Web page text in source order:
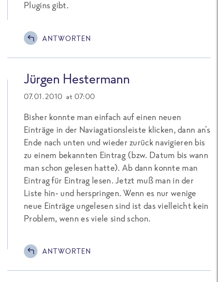
Plugins gibt.
ANTWORTEN
Jürgen Hestermann
07.01.2010 at 07:00
Bisher konnte man einfach auf einen neuen
Einträge in der Naviagationsleiste klicken, dann an's
Ende nach unten und wieder zurück navigieren bis
zu einem bekannten Eintrag (bzw. Datum bis wann
man schon gelesen hatte). Ab dann konnte man
Eintrag für Eintrag lesen. Jetzt muß man in der
Liste hin- und herspringen. Wenn es nur wenige
neue Einträge ungelesen sind ist das vielleicht kein
Problem, wenn es viele sind schon.
ANTWORTEN